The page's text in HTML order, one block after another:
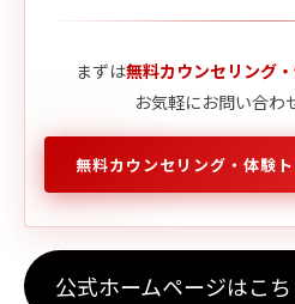
まずは無料カウンセリング
お気軽にお問い合わ
無料カウンセリング・体験
公式ホームページはこち